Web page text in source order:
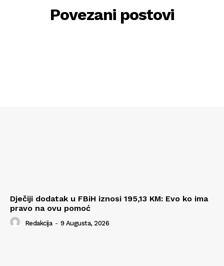
Povezani postovi
Dječiji dodatak u FBiH iznosi 195,13 KM: Evo ko ima
pravo na ovu pomoć
Redakcija - 9 Augusta, 2026